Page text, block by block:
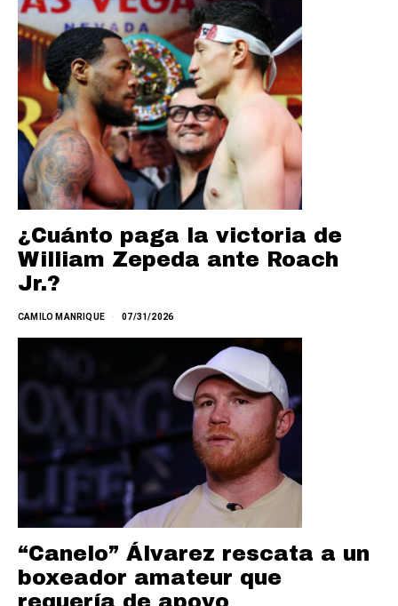
¿Cuánto paga la victoria de
William Zepeda ante Roach
Jr.?
CAMILO MANRIQUE 07/31/2026
“Canelo” Álvarez rescata a un
boxeador amateur que
requería de apoyo